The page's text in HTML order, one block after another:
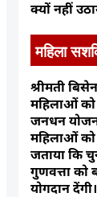
क्यों नहीं
महिला
श्रीमती
महिलाओं को
जनधन
महिलाओं को
जताया कि
गुणवत्ता को
योगदान देंगी।